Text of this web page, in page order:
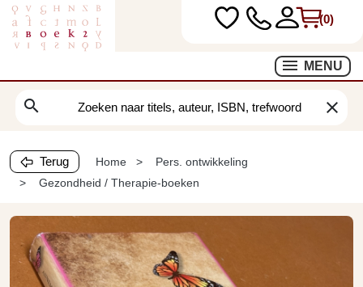
(0)
MENU
search clear
Terug Home
Pers. ontwikkeling
Gezondheid / Therapie-boeken